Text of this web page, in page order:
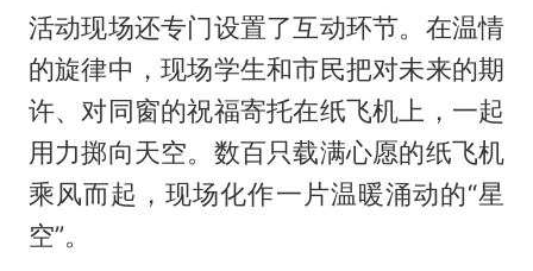
活动现场还专门设置了互动环节。在温情
的旋律中，现场学生和市民把对未来的期
许、对同窗的祝福寄托在纸飞机上，一起
用力掷向天空。数百只载满心愿的纸飞机
乘风而起，现场化作一片温暖涌动的“星
空”。